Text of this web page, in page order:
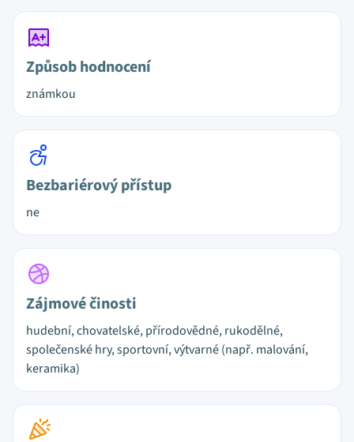
Způsob hodnocení
známkou
Bezbariérový přístup
ne
Zájmové činosti
hudební, chovatelské, přírodovědné, rukodělné,
společenské hry, sportovní, výtvarné (např. malování,
keramika)